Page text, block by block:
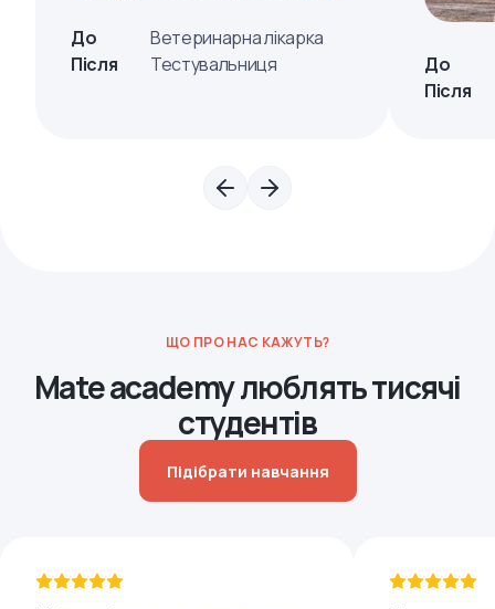
До
Ветеринарна лікарка
Після
Тестувальниця
До
Після
ЩО ПРО НАС КАЖУТЬ?
Mate academy люблять тисячі
студентів
Підібрати навчання